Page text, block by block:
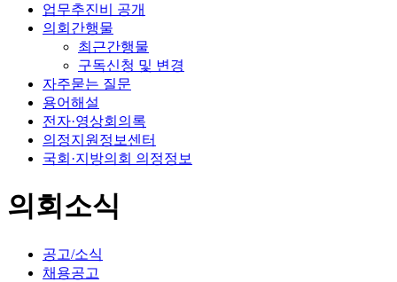
업무추진비 공개
의회간행물
최근간행물
구독신청 및 변경
자주묻는 질문
용어해설
전자·영상회의록
의정지원정보센터
국회·지방의회 의정정보
의회소식
공고/소식
채용공고